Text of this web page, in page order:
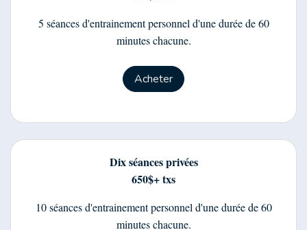
5 séances d'entrainement personnel d'une durée de 60
minutes chacune.
Acheter
Dix séances privées
650$+ txs
10 séances d'entrainement personnel d'une durée de 60
minutes chacune.